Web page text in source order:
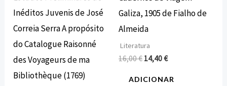
Inéditos Juvenis de José
Correia Serra A propósito
do Catalogue Raisonné
des Voyageurs de ma
Bibliothèque (1769)
Galiza, 1905 de Fialho de
Almeida
Literatura
16,00€ 14,40€
ADICIONAR